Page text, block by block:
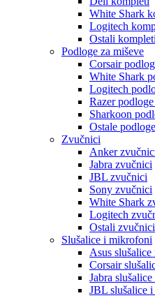
White Shark
Logitech
Ostali kompleti
Podloge za miševe
Corsair
White Shark
Logitech
Razer
Sharkoon
Ostale
Zvučnici
Anker
Jabra zvučnici
JBL zvučnici
Sony zvučnici
White Shark
Logitech
Ostali zvučnici
Slušalice i mikrofoni
Asus
Corsair
Jabra
JBL slušalice